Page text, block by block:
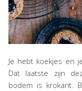
Je hebt koekjes en
Dat laatste zijn
bodem is krokant.